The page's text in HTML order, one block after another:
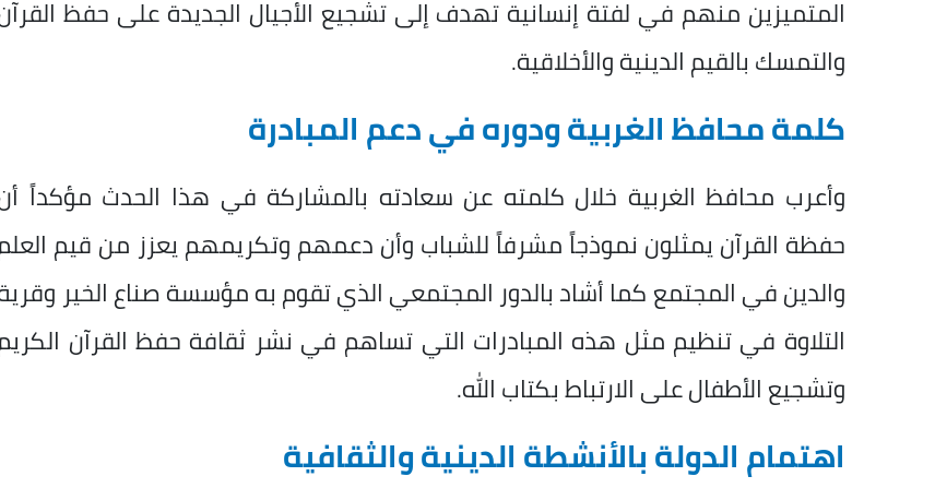
المتميزين منهم في لفتة إنسانية تهدف إلى تشجيع الأجيال الجديدة على حفظ
والتمسك بالقيم الدينية والأخلاقية.
كلمة محافظ الغربية ودوره في دعم المبادرة
وأعرب محافظ الغربية خلال كلمته عن سعادته بالمشاركة في هذا الحدث مؤكداً
حفظة القرآن يمثلون نموذجاً مشرفاً للشباب وأن دعمهم وتكريمهم يعزز من قيم
والدين في المجتمع كما أشاد بالدور المجتمعي الذي تقوم به مؤسسة صناع الخير
التلاوة في تنظيم مثل هذه المبادرات التي تساهم في نشر ثقافة حفظ القرآن
وتشجيع الأطفال على الارتباط بكتاب الله.
اهتمام الدولة بالأنشطة الدينية والثقافية